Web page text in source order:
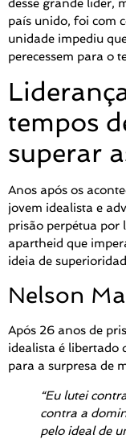
desse grande líder,
país unido, foi com
unidade impediu
perecessem para o
tempos
superar
Anos após os
jovem idealista e
prisão perpétua por
apartheid que
ideia de
Nelson
Após 26 anos de
idealista é libertado
para a surpresa de
“Eu lutei
contra a
pelo ideal de